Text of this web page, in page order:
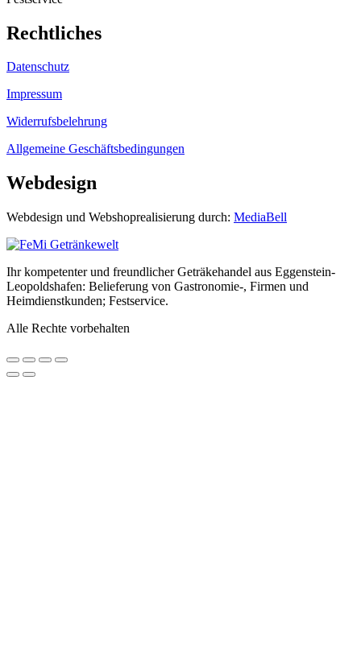
Rechtliches
Datenschutz
Impressum
Widerrufsbelehrung
Allgemeine Geschäftsbedingungen
Webdesign
Webdesign und Webshoprealisierung durch: MediaBell
Ihr kompetenter und freundlicher Geträkehandel aus Eggenstein-
Leopoldshafen: Belieferung von Gastronomie-, Firmen und
Heimdienstkunden; Festservice.
Alle Rechte vorbehalten